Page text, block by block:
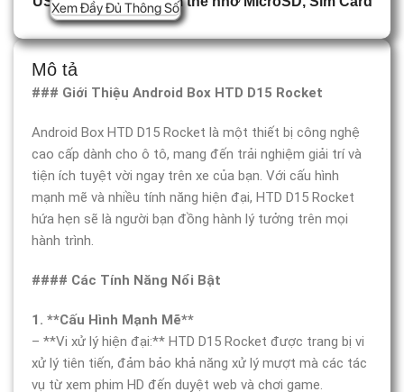
Mô tả
### Giới Thiệu Android Box HTD D15 Rocket
Android Box HTD D15 Rocket là một thiết bị công nghệ
cao cấp dành cho ô tô, mang đến trải nghiệm giải trí và
tiện ích tuyệt vời ngay trên xe của bạn. Với cấu hình
mạnh mẽ và nhiều tính năng hiện đại, HTD D15 Rocket
hứa hẹn sẽ là người bạn đồng hành lý tưởng trên mọi
hành trình.
#### Các Tính Năng Nổi Bật
1. **Cấu Hình Mạnh Mẽ**
– **Vi xử lý hiện đại:** HTD D15 Rocket được trang bị vi
xử lý tiên tiến, đảm bảo khả năng xử lý mượt mà các tác
vụ từ xem phim HD đến duyệt web và chơi game.
Xem Đầy Đủ Thông Số